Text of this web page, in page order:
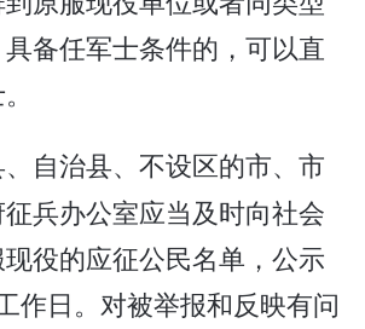
备任军士条件的，可以直
自治县、不设区的市、市
兵办公室应当及时向社会
役的应征公民名单，公示
作日。对被举报和反映有问